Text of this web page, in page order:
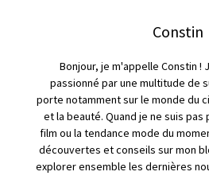
Constin
Bonjour, je m'appelle Constin !
passionné par une multitude de
porte notamment sur le monde du
et la beauté. Quand je ne suis
film ou la tendance mode du
découvertes et conseils sur mon
explorer ensemble les dernières